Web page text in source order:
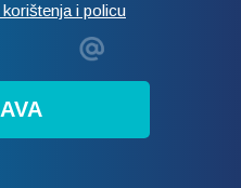
korištenja i policu